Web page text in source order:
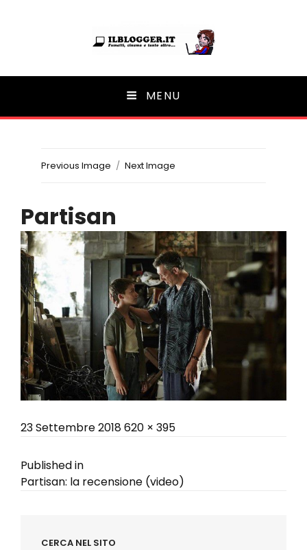
Ilblogger.it
Il portalino di blog | MENU
Previous Image Next Image
Partisan
Posted
23 Settembre 2018Full
620 × 395
Navigazione
Published in
Partisan: la recensione (video)
CERCA NEL SITO